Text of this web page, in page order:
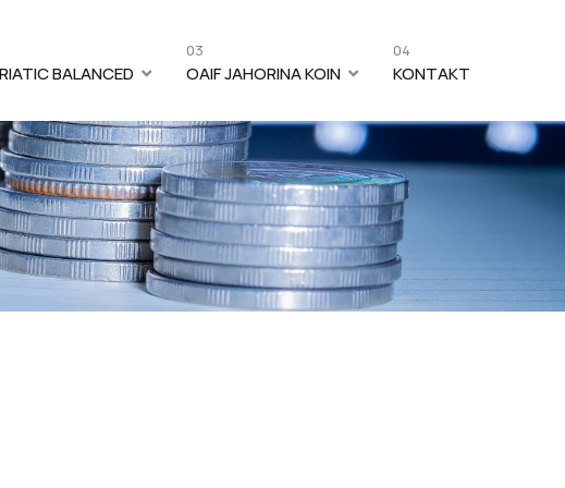
BALANCED OAIF JAHORINA KOIN
03
KONTAKT
04